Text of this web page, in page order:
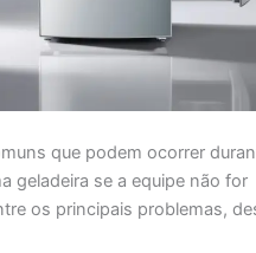
que podem ocorrer
geladeira se a equipe não for
os principais problemas,